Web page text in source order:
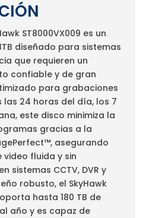
ST8000VX009 es un
diseñado para sistemas
que requieren un
confiable y de gran
para grabaciones
las 24 horas del día, los 7
este disco minimiza la
gracias a la
asegurando
fluida y sin
sistemas CCTV, DVR y
robusto, el SkyHawk
hasta 180 TB de
año y es capaz de